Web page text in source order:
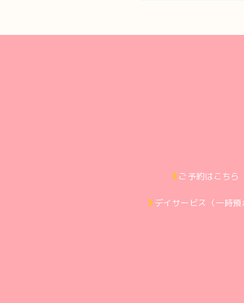
ご予約はこちら
デイサービス（一時預